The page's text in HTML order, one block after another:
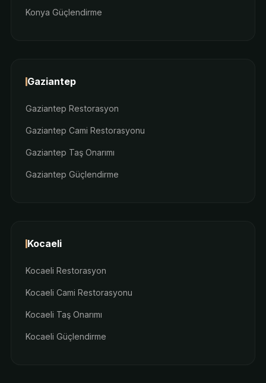
Konya Güçlendirme
Gaziantep
Gaziantep Restorasyon
Gaziantep Cami Restorasyonu
Gaziantep Taş Onarımı
Gaziantep Güçlendirme
Kocaeli
Kocaeli Restorasyon
Kocaeli Cami Restorasyonu
Kocaeli Taş Onarımı
Kocaeli Güçlendirme